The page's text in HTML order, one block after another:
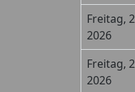
Freitag,
2026
Freitag,
2026